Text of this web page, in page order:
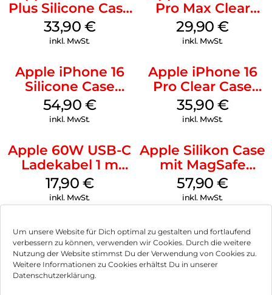
Um unsere Website für Dich optimal zu gestalten und fortlaufend
verbessern zu können, verwenden wir Cookies. Durch die weitere
Nutzung der Website stimmst Du der Verwendung von Cookies zu.
Weitere Informationen zu Cookies erhältst Du in unserer
Datenschutzerklärung.
Plus Silicone Case
MagSafe Lake
Green
33,90 €
inkl. MwSt.
Pro Max Clear
Case MagSafe
Transparent
29,90€
inkl. MwSt.
Apple iPhone 16
Silicone Case
MagSafe Lake
Green
54,90 €
inkl. MwSt.
Apple iPhone 16
Pro Clear Case
MagSafe
Transparent
35,90 €
inkl. MwSt.
Apple 60W USB-C
Ladekabel 1 m
Weiß
17,90 €
inkl. MwSt.
Apple Silikon Case
mit MagSafe
iPhone 14 Pro
(PRODUCT)RED
57,90€
inkl. MwSt.
Impressum